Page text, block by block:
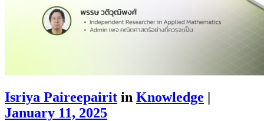
Isriya Paireepairit in Knowledge |
January 11, 2025